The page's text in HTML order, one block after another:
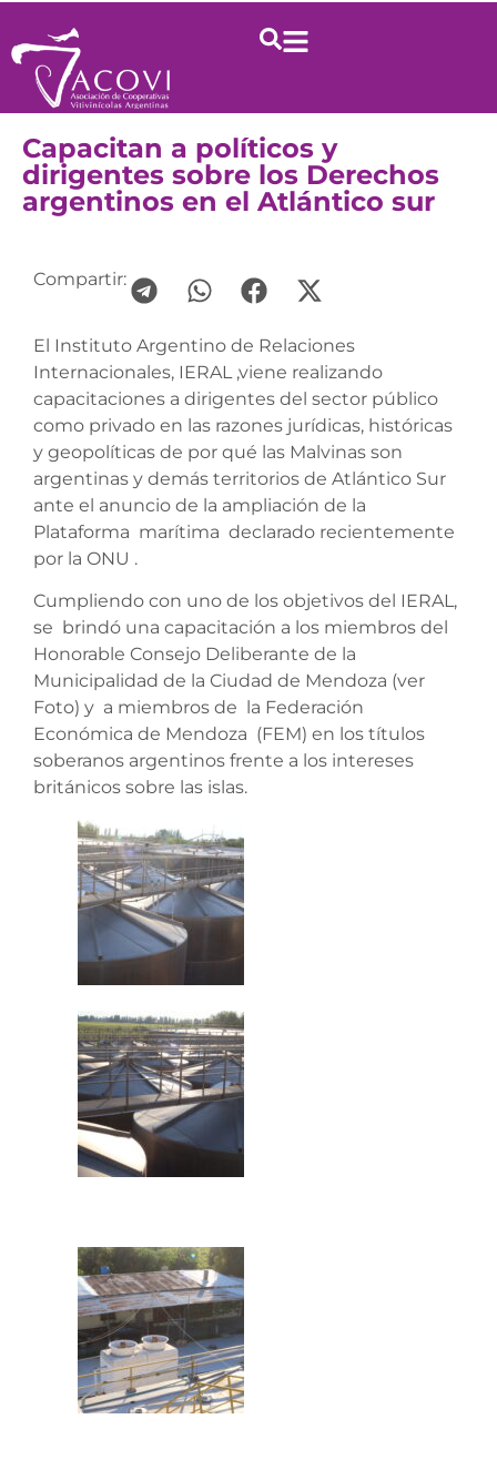
Capacitan a políticos y
dirigentes sobre los Derechos
argentinos en el Atlántico sur
Compartir:
El Instituto Argentino de Relaciones
Internacionales, IERAL ,viene realizando
capacitaciones a dirigentes del sector público
como privado en las razones jurídicas, históricas
y geopolíticas de por qué las Malvinas son
argentinas y demás territorios de Atlántico Sur
ante el anuncio de la ampliación de la
Plataforma marítima declarado recientemente
por la ONU .
Cumpliendo con uno de los objetivos del IERAL,
se brindó una capacitación a los miembros del
Honorable Consejo Deliberante de la
Municipalidad de la Ciudad de Mendoza (ver
Foto) y a miembros de la Federación
Económica de Mendoza (FEM) en los títulos
soberanos argentinos frente a los intereses
británicos sobre las islas.